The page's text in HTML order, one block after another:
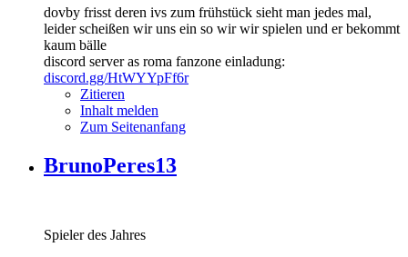
dovby frisst deren ivs zum frühstück sieht man jedes mal,
leider scheißen wir uns ein so wir wir spielen und er bekommt
kaum bälle
discord server as roma fanzone einladung:
discord.gg/HtWYYpFf6r
Zitieren
Inhalt melden
Zum Seitenanfang
BrunoPeres13
Spieler des Jahres